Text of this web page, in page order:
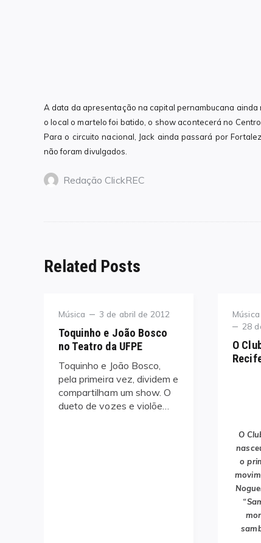
A data da apresentação na capital pernambucana ainda
o local o martelo foi batido, o show acontecerá no
Para o circuito nacional, Jack ainda passará por
não foram divulgados.
Redação ClickREC
Related Posts
Category
Música
Posted
3 de abril de 2012
Toquinho e João Bosco
no Teatro da UFPE
Toquinho e João Bosco,
pela primeira vez, dividem e
compartilham um show. O
dueto de vozes e violõe…
Música
28
O
O
o